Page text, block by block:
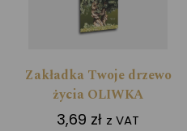
Zakładka Twoje drzewo
życia OLIWKA
3,69 zł z VAT